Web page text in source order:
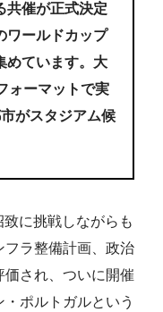
共催が正式決定
ワールドカップ
めています。大
ォーマットで実
がスタジアム候
に挑戦しながらも
フラ整備計画、政治
され、ついに開催
ポルトガルという